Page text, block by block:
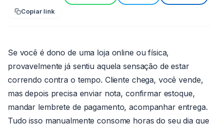
otimizar seu processo e
Por João
Paulo
Copiar link
Se você é dono de uma loja online ou física,
provavelmente já sentiu aquela sensação de estar
correndo contra o tempo. Cliente chega, você vende,
mas depois precisa enviar nota, confirmar estoque,
mandar lembrete de pagamento, acompanhar entrega.
Tudo isso manualmente consome horas do seu dia que